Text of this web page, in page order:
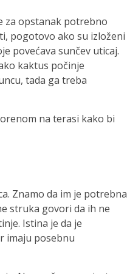
za opstanak potrebno
pogotovo ako su izloženi
povećava sunčev uticaj.
kaktus počinje
tada ga treba
na terasi kako bi
Znamo da im je potrebna
struka govori da ih ne
Istina je da je
imaju posebnu